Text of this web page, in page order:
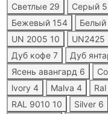
Светлые 29 Серый
Бежевый 154 Белый
UN 2005 10 UN2425
Дуб кофе 7 Дуб
Ясень авангард 6
lvory 4 Malva 4
RAL 9010 10 Silver 6